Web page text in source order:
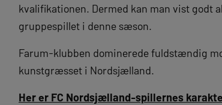
kvalifikationen. Dermed kan man vist godt
gruppespillet i denne sæson.
Farum-klubben dominerede fuldstændig
kunstgræsset i Nordsjælland.
Her er FC Nordsjælland-spillernes